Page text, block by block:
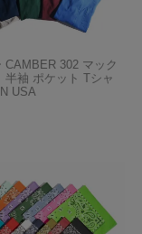
CAMBER 302 マック
半袖 ポケット Tシャ
USA